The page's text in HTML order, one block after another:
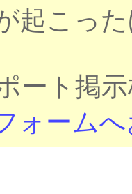
こった
ート掲
ォーム